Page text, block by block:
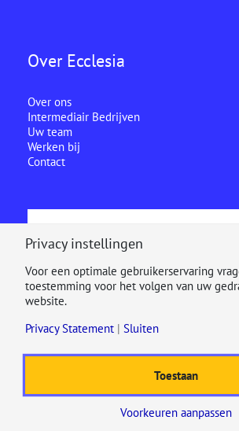
Over Ecclesia
Over ons
Intermediair Bedrijven
Uw team
Werken bij
Contact
© 2025
Toegankelijkheidsverklaring
Privacy instellingen
Voor een optimale gebruikerservaring
toestemming voor het volgen van uw
website.
Privacy Statement | Sluiten
Toestaan
Voorkeuren aanpassen